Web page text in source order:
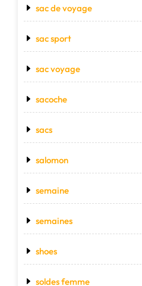
sac de voyage
sac sport
sac voyage
sacoche
sacs
salomon
semaine
semaines
shoes
soldes femme